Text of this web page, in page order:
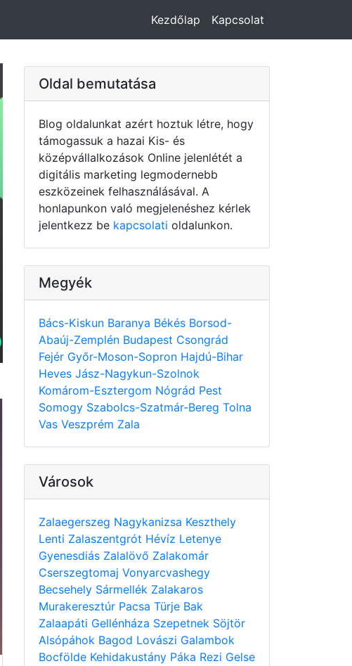
Kezdőlap Kapcsolat
Oldal bemutatása
Blog oldalunkat azért hoztuk létre, hogy
támogassuk a hazai Kis- és
középvállalkozások Online jelenlétét a
digitális marketing legmodernebb
eszközeinek felhasználásával. A
honlapunkon való megjelenéshez kérlek
jelentkezz be kapcsolati oldalunkon.
Megyék
Bács-Kiskun Baranya Békés Borsod-
Abaúj-Zemplén Budapest Csongrád
Fejér Győr-Moson-Sopron Hajdú-Bihar
Heves Jász-Nagykun-Szolnok
Komárom-Esztergom Nógrád Pest
Somogy Szabolcs-Szatmár-Bereg Tolna
Vas Veszprém Zala
Városok
Zalaegerszeg Nagykanizsa Keszthely
Lenti Zalaszentgrót Hévíz Letenye
Gyenesdiás Zalalövő Zalakomár
Cserszegtomaj Vonyarcvashegy
Becsehely Sármellék Zalakaros
Murakeresztúr Pacsa Türje Bak
Zalaapáti Gellénháza Szepetnek Söjtör
Alsópáhok Bagod Lovászi Galambok
Bocfölde Kehidakustány Páka Rezi Gelse